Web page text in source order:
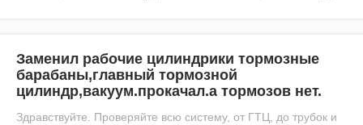
Заменил рабочие цилиндрики тормозные
барабаны,главный тормозной
цилиндр,вакуум.прокачал.а тормозов нет.
Здравствуйте. Проверяйте всю систему, от ГТЦ, до трубок и